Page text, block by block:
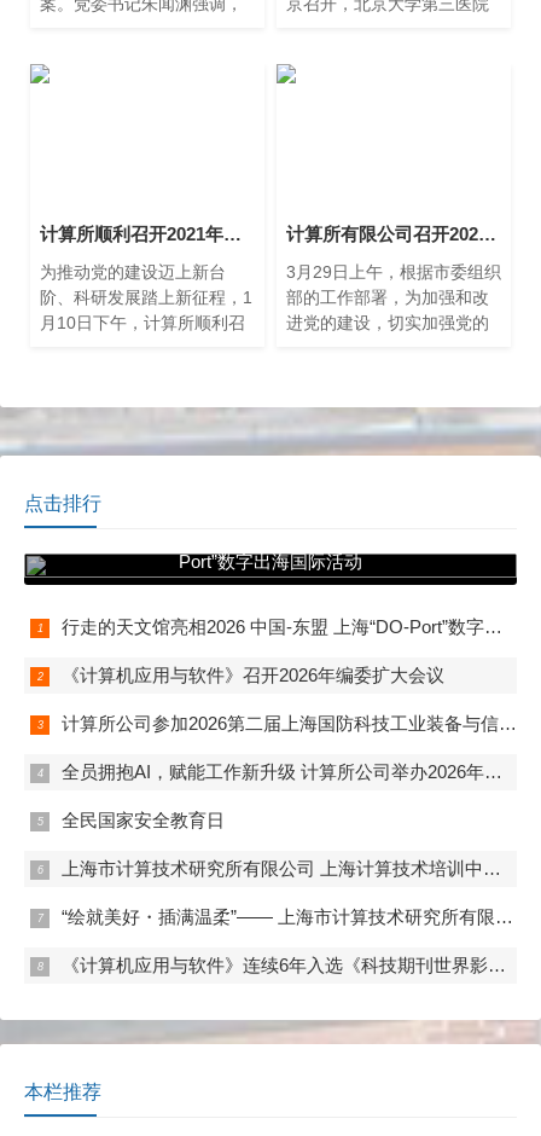
和行动统一到习近平总书记
景下，数字化、智慧化已成
计算所顺利召开2021年度党支部书记述职评议考核会
为推动党的建设迈上新台
阶、科研发展踏上新征程，1
月10日下午，计算所顺利召
计算所有限公司召开2022年度“一报告两评议”工作会
3月29日上午，根据市委组织
部的工作部署，为加强和改
进党的建设，切实加强党的
点击排行
Port”数字出海国际活动
行走的天文馆亮相2026 中国-东盟 上海“DO-Port”数字出海国际活动
《计算机应用与软件》召开2026年编委扩大会议
计算所公司参加2026第二届上海国防科技工业装备与信息技术博览会
全员拥抱AI，赋能工作新升级 计算所公司举办2026年度“马力全开AI赋能”开题答辩
全民国家安全教育日
上海市计算技术研究所有限公司 上海计算技术培训中心 首期数字化管理师（初级）培训班正式开班
“绘就美好・插满温柔”—— 上海市计算技术研究所有限公司妇委组织开展女职工春日活动
《计算机应用与软件》连续6年入选《科技期刊世界影响力指数(WJCI)报告》
本栏推荐
上海市计算技术研究所有限公司与中国职业安全